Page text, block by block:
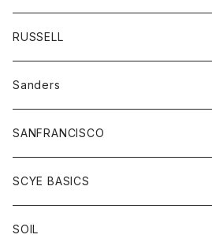
ニット
ベスト
ボトム
オーバーオール
ボトム
ペインターパンツ
Tシャツ
グッズ
帽子
RUSSELL
アウター
コート
パーカー
スカート
Tシャツ
トップス
Sanders
グッズ
靴
SANFRANCISCO
アウター
カーディガン
グッズ
SCYE BASICS
ボトム
SOIL